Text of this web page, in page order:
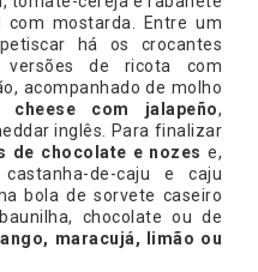
com mostarda. Entre um
há os crocantes
de ricota com
acompanhado de molho
cheese com jalapeño,
inglês. Para finalizar
de chocolate e nozes e,
de-caju e caju
bola de sorvete caseiro
chocolate ou de
maracujá, limão ou